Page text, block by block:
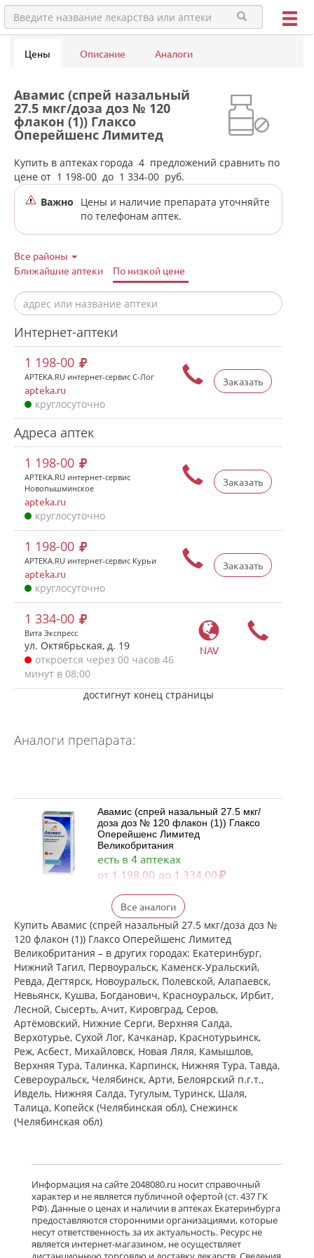
Цены Описание Аналоги
Авамис (спрей назальный
27.5 мкг/доза доз № 120
флакон (1)) Глаксо
Оперейшенс Лимитед
Великобритания в аптеках
города Сухого Лога
Купить в аптеках города 4 предложений сравнить по
цене от 1 198-00 до 1 334-00 руб.
Важно
Цены и наличие препарата уточняйте
по телефонам аптек.
Все районы
Ближайшие аптеки
По низкой цене
Интернет-аптеки
Заказать
1 198-00
APTEKA.RU интернет-сервис С-Лог
apteka.ru
круглосуточно
Адреса аптек
Заказать
1 198-00
APTEKA.RU интернет-сервис
Новопышминское
apteka.ru
круглосуточно
Заказать
1 198-00
APTEKA.RU интернет-сервис Курьи
apteka.ru
круглосуточно
NAV
1 334-00
Вита Экспресс
ул. Октябрьская, д. 19
откроется через 00 часов 46
минут в 08:00
достигнут конец страницы
Аналоги препарата:
Авамис (спрей назальный 27.5 мкг/
доза доз № 120 флакон (1)) Глаксо
Оперейшенс Лимитед
Великобритания
есть в 4 аптеках
от 1 198,00 до 1 334,00
Флерзини (спрей назальный
дозированный 27.5 мкг/доза доз №
120 фл. (1)) Фармстандарт-
Лексредства ОАО г. Курск Россия
есть в 3 аптеках
от 872,00 до 872,00
достигнут конец страницы
Все аналоги
Купить Авамис (спрей назальный 27.5 мкг/доза доз №
120 флакон (1)) Глаксо Оперейшенс Лимитед
Великобритания – в других городах: Екатеринбург,
Нижний Тагил, Первоуральск, Каменск-Уральский,
Ревда, Дегтярск, Новоуральск, Полевской, Алапаевск,
Невьянск, Кушва, Богданович, Красноуральск, Ирбит,
Лесной, Сысерть, Ачит, Кировград, Серов,
Артёмовский, Нижние Cерги, Верхняя Салда,
Верхотурье, Сухой Лог, Качканар, Краснотурьинск,
Реж, Асбест, Михайловск, Новая Ляля, Камышлов,
Верхняя Тура, Талинка, Карпинск, Нижняя Тура, Тавда,
Североуральск, Челябинск, Арти, Белоярский п.г.т.,
Ивдель, Нижняя Салда, Тугулым, Туринск, Шаля,
Талица, Копейск (Челябинская обл), Снежинск
(Челябинская обл)
Информация на сайте 2048080.ru носит справочный
характер и не является публичной офертой (ст. 437 ГК
РФ). Данные о ценах и наличии в аптеках Екатеринбурга
предоставляются сторонними организациями, которые
несут ответственность за их актуальность. Ресурс не
является интернет-магазином, не осуществляет